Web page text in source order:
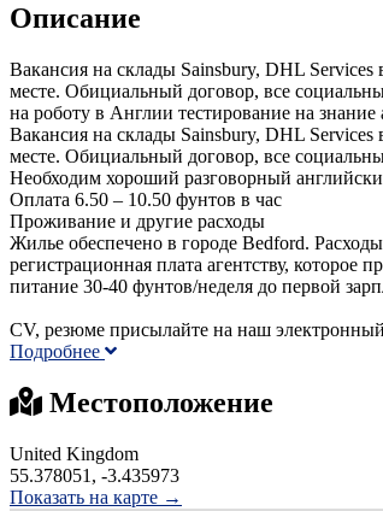
Описание
Вакансия на склады Sainsbury, DHL Services
месте. Обициальный договор, все
на роботу в Англии тестирование на знание
Вакансия на склады Sainsbury, DHL Services
месте. Обициальный договор, все
Необходим хороший разговорный
Оплата 6.50 – 10.50 фунтов в час
Проживание и другие расходы
Жилье обеспечено в городе Bedford.
регистрационная плата агентству,
питание 30-40 фунтов/неделя до первой
CV, резюме присылайте на наш
Подробнее
Местоположение
United Kingdom
55.378051, -3.435973
Показать на карте →